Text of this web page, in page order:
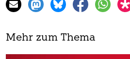
Mehr zum Thema